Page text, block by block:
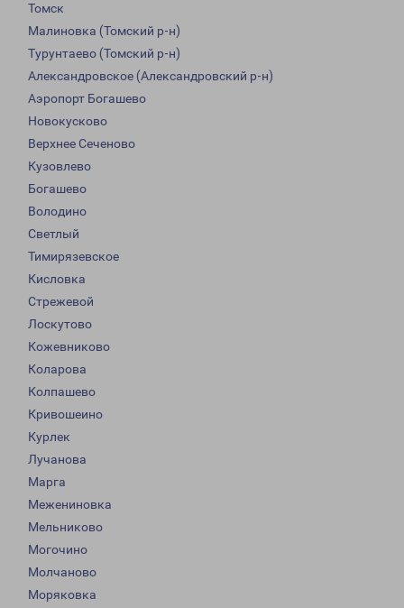
Томск
Малиновка (Томский р-н)
Турунтаево (Томский р-н)
Александровское (Александровский р-н)
Аэропорт Богашево
Новокусково
Верхнее Сеченово
Кузовлево
Богашево
Володино
Светлый
Тимирязевское
Кисловка
Стрежевой
Лоскутово
Кожевниково
Коларова
Колпашево
Кривошеино
Курлек
Лучанова
Марга
Межениновка
Мельниково
Могочино
Молчаново
Моряковка